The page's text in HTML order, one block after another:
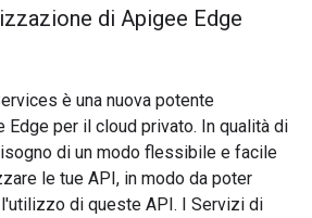
di Apigee Edge
è una nuova potente
per il cloud privato. In qualità di
di un modo flessibile e facile
le tue API, in modo da poter
di queste API. I Servizi di